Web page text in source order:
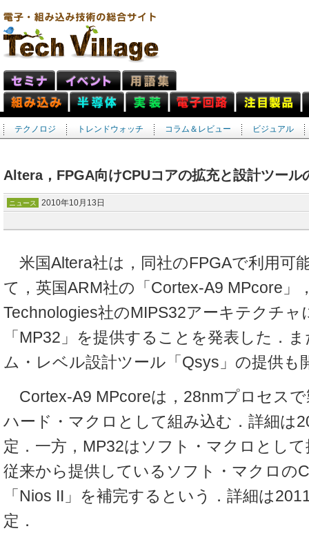
テクノロジ トレンドウォッチ コラム＆レビュー ビジュアル
Altera，FPGA向けCPUコアの拡充と設計ツール
ニュース 2010年10月13日
米国Altera社は，同社のFPGAで利用可
て，英国ARM社の「Cortex-A9 MPcore」
Technologies社のMIPS32アーキテクチャ
「MP32」を提供することを発表した．
ム・レベル設計ツール「Qsys」の提供も
Cortex-A9 MPcoreは，28nmプロセス
ハード・マクロとして組み込む．詳細は
定．一方，MP32はソフト・マクロとし
従来から提供しているソフト・マクロの
「Nios II」を補完するという．詳細は
定．